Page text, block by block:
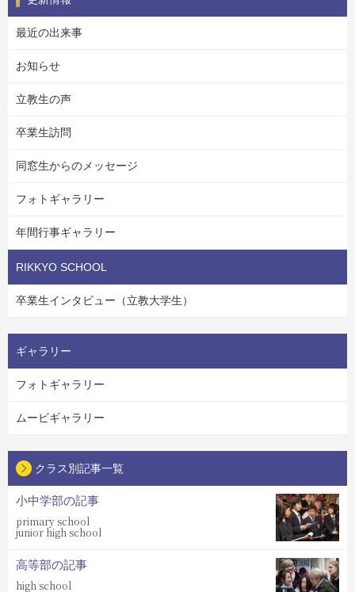
最近の出来事
お知らせ
立教生の声
卒業生訪問
同窓生からのメッセージ
フォトギャラリー
年間行事ギャラリー
RIKKYO SCHOOL
卒業生インタビュー（立教大学生）
ギャラリー
フォトギャラリー
ムービギャラリー
クラス別記事一覧
小中学部の記事
primary school
junior high school
高等部の記事
high school